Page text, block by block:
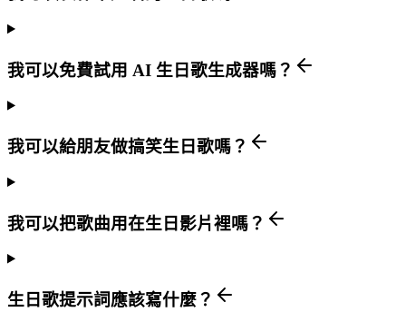
我可以免費試用 AI 生日歌生成器嗎？
我可以給朋友做搞笑生日歌嗎？
我可以把歌曲用在生日影片裡嗎？
生日歌提示詞應該寫什麼？